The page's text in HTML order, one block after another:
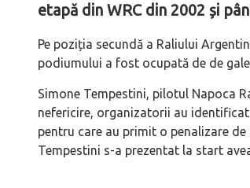
etapă din WRC din 2002 și
Pe poziția secundă a Raliului
podiumului a fost ocupată de de
Simone Tempestini, pilotul Napoca
nefericire, organizatorii au
pentru care au primit o penalizare
Tempestini s-a prezentat la start